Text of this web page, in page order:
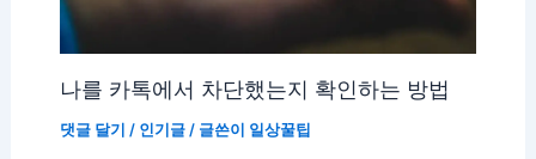
나를 카톡에서 차단했는지 확인하는 방법
댓글 달기 / 인기글/ 글쓴이 일상꿀팁